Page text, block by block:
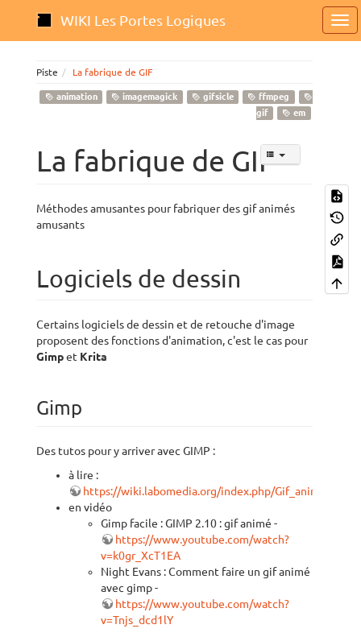
WIKI Les Portes Logiques
Piste La fabrique de GIF
animation imagemagick gifsicle
ffmpeg
gif
em
La fabrique de GIF
Méthodes amusantes pour fabriquer des gif animés
amusants
Logiciels de dessin
Certains logiciels de dessin et de retouche d'image
proposent des fonctions d'animation, c'est le cas pour
Gimpet Krita
Gimp
Des tutos pour y arriver avec GIMP :
à lire :
https://wiki.labomedia.org/index.php/
en vidéo
Gimp facile : GIMP 2.10 : gif animé -
https://www.youtube.com/watch?
v=k0gr_XcT1EA
Night Evans : Comment faire un gif animé
avec gimp -
https://www.youtube.com/watch?
v=Tnjs_dcd1lY